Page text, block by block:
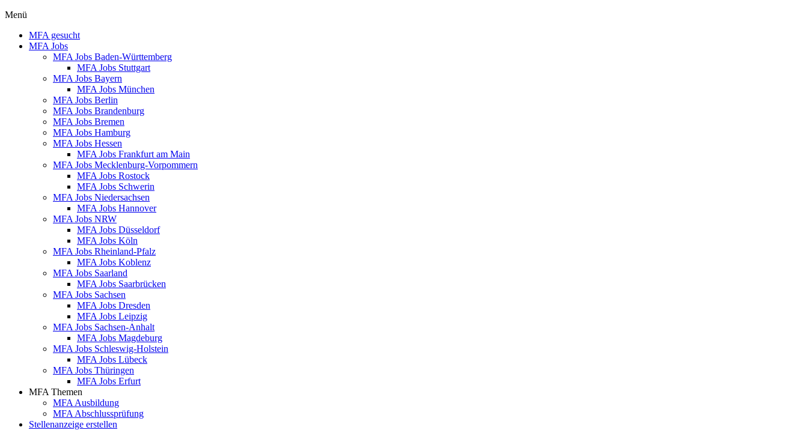
Menü
MFA gesucht
MFA Jobs
MFA Jobs Baden-Württemberg
MFA Jobs Stuttgart
MFA Jobs Bayern
MFA Jobs München
MFA Jobs Berlin
MFA Jobs Brandenburg
MFA Jobs Bremen
MFA Jobs Hamburg
MFA Jobs Hessen
MFA Jobs Frankfurt am Main
MFA Jobs Mecklenburg-Vorpommern
MFA Jobs Rostock
MFA Jobs Schwerin
MFA Jobs Niedersachsen
MFA Jobs Hannover
MFA Jobs NRW
MFA Jobs Düsseldorf
MFA Jobs Köln
MFA Jobs Rheinland-Pfalz
MFA Jobs Koblenz
MFA Jobs Saarland
MFA Jobs Saarbrücken
MFA Jobs Sachsen
MFA Jobs Dresden
MFA Jobs Leipzig
MFA Jobs Sachsen-Anhalt
MFA Jobs Magdeburg
MFA Jobs Schleswig-Holstein
MFA Jobs Lübeck
MFA Jobs Thüringen
MFA Jobs Erfurt
MFA Themen
MFA Ausbildung
MFA Abschlussprüfung
Stellenanzeige erstellen